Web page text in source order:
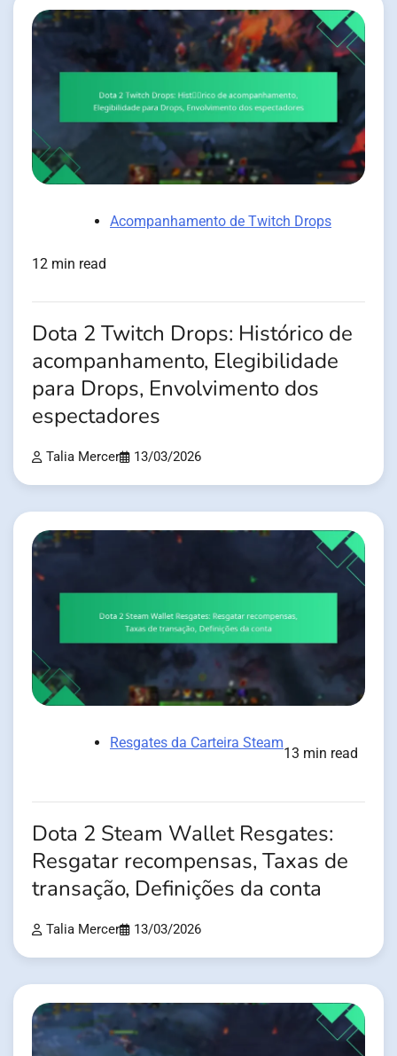
Acompanhamento de Twitch Drops
12 min read
Dota 2 Twitch Drops: Histórico de
acompanhamento, Elegibilidade
para Drops, Envolvimento dos
espectadores
Talia Mercer 13/03/2026
Resgates da Carteira Steam
13 min read
Dota 2 Steam Wallet Resgates:
Resgatar recompensas, Taxas de
transação, Definições da conta
Talia Mercer 13/03/2026